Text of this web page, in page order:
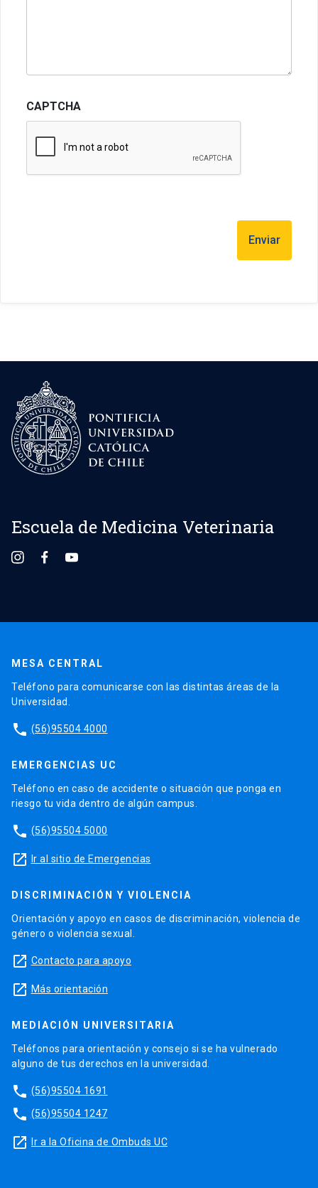
CAPTCHA
Escuela de Medicina Veterinaria
MESA CENTRAL
Teléfono para comunicarse con las distintas áreas de la
Universidad.
phone (56)95504 4000
EMERGENCIAS UC
Teléfono en caso de accidente o situación que ponga en
riesgo tu vida dentro de algún campus.
phone (56)95504 5000
launch Ir al sitio de Emergencias
DISCRIMINACIÓN Y VIOLENCIA
Orientación y apoyo en casos de discriminación, violencia de
género o violencia sexual.
launch Contacto para apoyo
launch Más orientación
MEDIACIÓN UNIVERSITARIA
Teléfonos para orientación y consejo si se ha vulnerado
alguno de tus derechos en la universidad.
phone (56)95504 1691
phone (56)95504 1247
launch Ir a la Oficina de Ombuds UC